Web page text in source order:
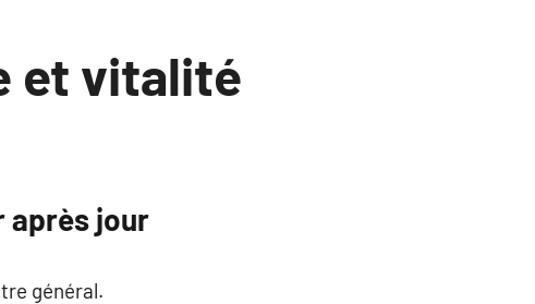
et vitalité
après jour
général.